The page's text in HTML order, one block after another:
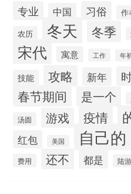
专业 中国 习俗 作
农历 冬天 冬季
宋代 寓意 工作 年
技能 攻略 新年
春节期间 是一个
汤圆 游戏 疫情
红包
美国 自己的
费用 还不 都是 陆游